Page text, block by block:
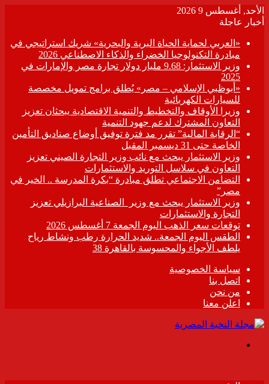
الأحد, أغسطس 9 2026
أخبار عاجلة
«العربي لحماية الحياة البرية والبحرية» شريك استراتيجي في
مبادرة التكنولوجيا الخضراء والذكاء الاصطناعي 2026
وزير الاستثمار: 9.68 مليار دولار تجارة مصر والإمارات في
2025
«أبوظبي الإسلامي – مصر» يُطلق برامج تمويل مخصصة
للسيارات الكهربائية
وزيرا الأوقاف والتخطيط والتنمية الاقتصادية يبحثان تعزيز
التعاون المشترك لدعم جهود التنمية
“الرقابة المالية” تقرر مد فترة توفيق أوضاع صناديق التأمين
الخاصة حتى 31 ديسمبر المقبل
وزير الاستثمار يبحث مع نائب وزير التجارة الصيني تعزيز
التعاون في سلاسل التوريد والاستثمارات
التضامن الاجتماعي تطلق مبادرة “بكرة المدرسة .. الخير في
مصر”
وزير الاستثمار يبحث مع وزير الصناعية البرازيلي تعزيز
التجارة والاستثمارات
توقعات سعر الذهب اليوم الجمعة 7 أغسطس 2026
الطقس اليوم الجمعة.. شديد الحرارة رطب ونشاط رياح
يلطف الأجواء والمحسوسة بالقاهرة 38
سياسة الخصوصية
اتصل بنا
من نحن
اعلن معنا